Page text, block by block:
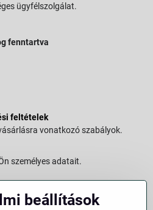
ügyfélszolgálat.
fenntartva
feltételek
vonatkozó szabályok.
személyes adatait.
és adatkezelésről.
beállítások